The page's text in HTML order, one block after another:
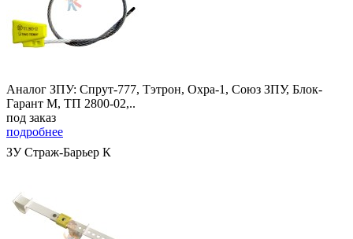
Аналог ЗПУ: Спрут-777, Тэтрон, Охра-1, Союз ЗПУ, Блок-
Гарант М, ТП 2800-02,..
под заказ
подробнее
ЗУ Страж-Барьер К